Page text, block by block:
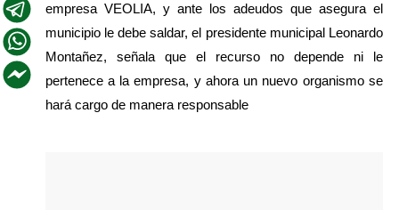
empresa VEOLIA, y ante los adeudos que asegura el
municipio le debe saldar, el presidente municipal Leonardo
Montañez, señala que el recurso no depende ni le
pertenece a la empresa, y ahora un nuevo organismo se
hará cargo de manera responsable